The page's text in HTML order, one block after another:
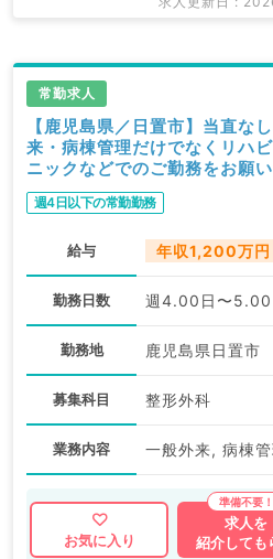
常勤求人
【鹿児島県／日置市】当直な
来・病棟管理だけでなくリハ
ニックなどでのご勤務をお願
勤）
週4日以下の常勤勤務
給与 年収1,200万円
勤務日数 週4.00日〜5.00
勤務地 鹿児島県日置市
募集科目 整形外科
業務内容
お気に入り
求人を
紹介しても